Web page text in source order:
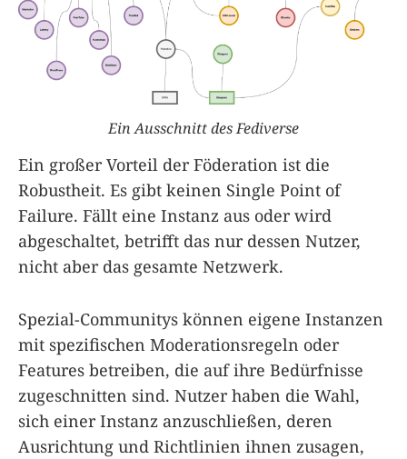
Ein Ausschnitt des Fediverse
Ein großer Vorteil der Föderation ist die
Robustheit. Es gibt keinen Single Point of
Failure. Fällt eine Instanz aus oder wird
abgeschaltet, betrifft das nur dessen Nutzer,
nicht aber das gesamte Netzwerk.
Spezial-Communitys können eigene Instanzen
mit spezifischen Moderationsregeln oder
Features betreiben, die auf ihre Bedürfnisse
zugeschnitten sind. Nutzer haben die Wahl,
sich einer Instanz anzuschließen, deren
Ausrichtung und Richtlinien ihnen zusagen,